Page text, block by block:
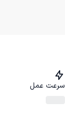
سرعت عمل